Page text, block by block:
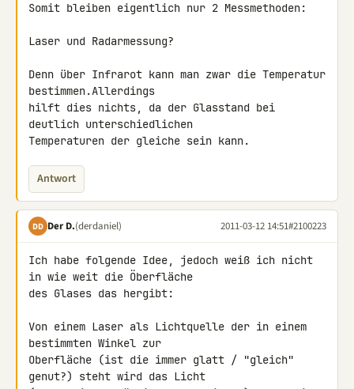
Somit bleiben eigentlich nur 2 Messmethoden:
Laser und Radarmessung?
Denn über Infrarot kann man zwar die Temperatur
bestimmen.Allerdings
hilft dies nichts, da der Glasstand bei
deutlich unterschiedlichen
Temperaturen der gleiche sein kann.
Antwort
DD Der D.(derdaniel) 2011-03-12 14:51#2100223
Ich habe folgende Idee, jedoch weiß ich nicht
in wie weit die Öberfläche
des Glases das hergibt:
Von einem Laser als Lichtquelle der in einem
bestimmten Winkel zur
Oberfläche (ist die immer glatt / "gleich"
genut?) steht wird das Licht